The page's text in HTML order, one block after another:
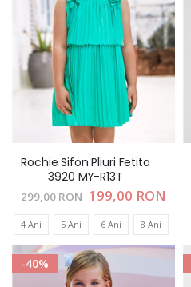
Rochie Sifon Pliuri Fetita
3920 MY-R13T
299,00 RON Pret
special
199,00 RON
4 Ani 5 Ani 6 Ani 8 Ani
-40%